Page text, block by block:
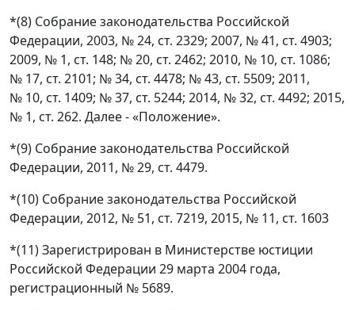
*(8) Собрание законодательства Российской
Федерации, 2003, № 24, ст. 2329; 2007, № 41, ст. 4903;
2009, № 1, ст. 148; № 20, ст. 2462; 2010, № 10, ст. 1086;
№ 17, ст. 2101; № 34, ст. 4478; № 43, ст. 5509; 2011,
№ 10, ст. 1409; № 37, ст. 5244; 2014, № 32, ст. 4492; 2015,
№ 1, ст. 262. Далее - «Положение».
*(9) Собрание законодательства Российской
Федерации, 2011, № 29, ст. 4479.
*(10) Собрание законодательства Российской
Федерации, 2012, № 51, ст. 7219, 2015, № 11, ст. 1603
*(11) Зарегистрирован в Министерстве юстиции
Российской Федерации 29 марта 2004 года,
регистрационный № 5689.